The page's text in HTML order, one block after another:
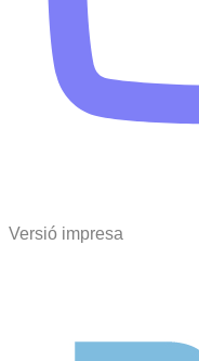
Versió impresa